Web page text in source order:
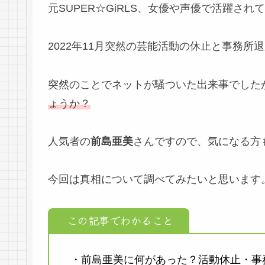
元SUPER☆GiRLS、女優や声優で活躍され
2022年11月突然の芸能活動の休止と事務所
突然のことでネットが騒ついた出来事でした
ょうか？
人気者の前島亜美さんですので、気になる方
今回は真相について調べてみたいと思います。
この記事でわかること
・前島亜美に何があった？活動休止・